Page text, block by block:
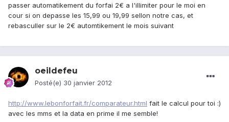
passer automatikement du forfai 2€ a l'illimiter pour le moi en
cour si on depasse les 15,99 ou 19,99 sellon notre cas, et
rebasculler sur le 2€ automtikement le mois suivant
oeildefeu
Posté(e) 30 janvier 2012
http://www.lebonforfait.fr/comparateur.html fait le calcul pour toi :)
avec les mms et la data en prime il me semble!